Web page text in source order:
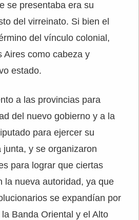
se presentaba era su
del virreinato. Si bien el
del vínculo colonial,
Aires como cabeza y
estado.
a las provincias para
del nuevo gobierno y a la
para ejercer su
y se organizaron
para lograr que ciertas
la nueva autoridad, ya que
se expandían por
Banda Oriental y el Alto